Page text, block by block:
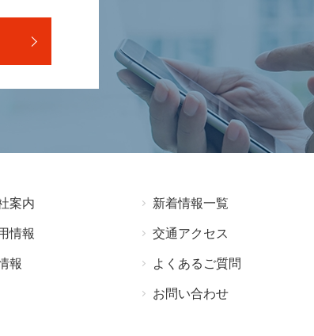
案内
情報
報
新着情報⼀覧
交通アクセス
よくあるご質問
お問い合わせ